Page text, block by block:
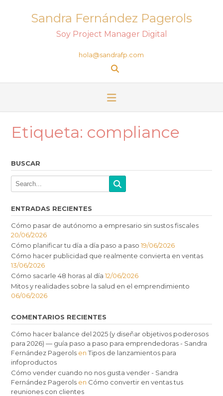
Sandra Fernández Pagerols
Soy Project Manager Digital
hola@sandrafp.com
Etiqueta: compliance
BUSCAR
ENTRADAS RECIENTES
Cómo pasar de autónomo a empresario sin sustos fiscales
20/06/2026
Cómo planificar tu día a día paso a paso 19/06/2026
Cómo hacer publicidad que realmente convierta en ventas
13/06/2026
Cómo sacarle 48 horas al día 12/06/2026
Mitos y realidades sobre la salud en el emprendimiento
06/06/2026
COMENTARIOS RECIENTES
Cómo hacer balance del 2025 (y diseñar objetivos poderosos
para 2026) — guía paso a paso para emprendedoras - Sandra
Fernández Pagerols enTipos de lanzamientos para
infoproductos
Cómo vender cuando no nos gusta vender - Sandra
Fernández Pagerols en Cómo convertir en ventas tus
reuniones con clientes